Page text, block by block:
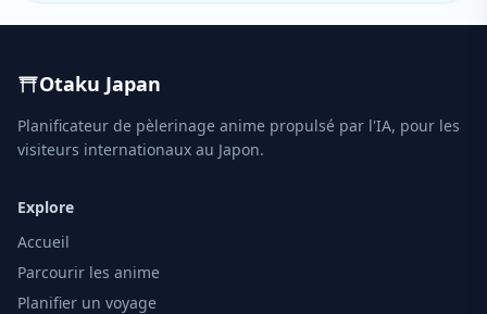
Otaku Japan
Planificateur de pèlerinage anime propulsé par l'IA, pour les
visiteurs internationaux au Japon.
Explore
Accueil
Parcourir les anime
Planifier un voyage